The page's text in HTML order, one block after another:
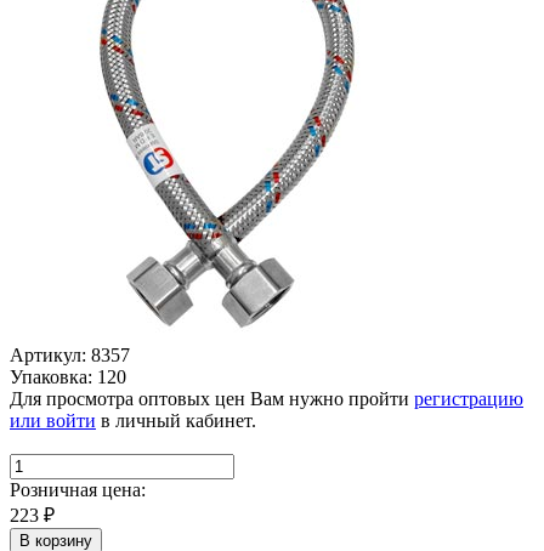
Артикул: 8357
Упаковка: 120
Для просмотра оптовых цен Вам нужно пройти регистрацию
или войти в личный кабинет.
Розничная цена:
223 ₽
В корзину